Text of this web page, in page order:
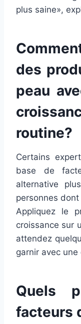
plus saine»,
des
peau
routine?
Certains
base de
alternative
personnes
Appliquez le
croissance sur
attendez
garnir avec
Quels
facteurs